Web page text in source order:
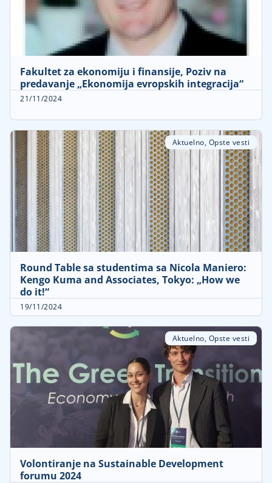
Fakultet za ekonomiju i finansije, Poziv na
predavanje „Ekonomija evropskih integracija“
21/11/2024
Aktuelno, Opste vesti
Round Table sa studentima sa Nicola Maniero:
Kengo Kuma and Associates, Tokyo: „How we
do it!“
19/11/2024
Aktuelno, Opste vesti
Volontiranje na Sustainable Development
forumu 2024